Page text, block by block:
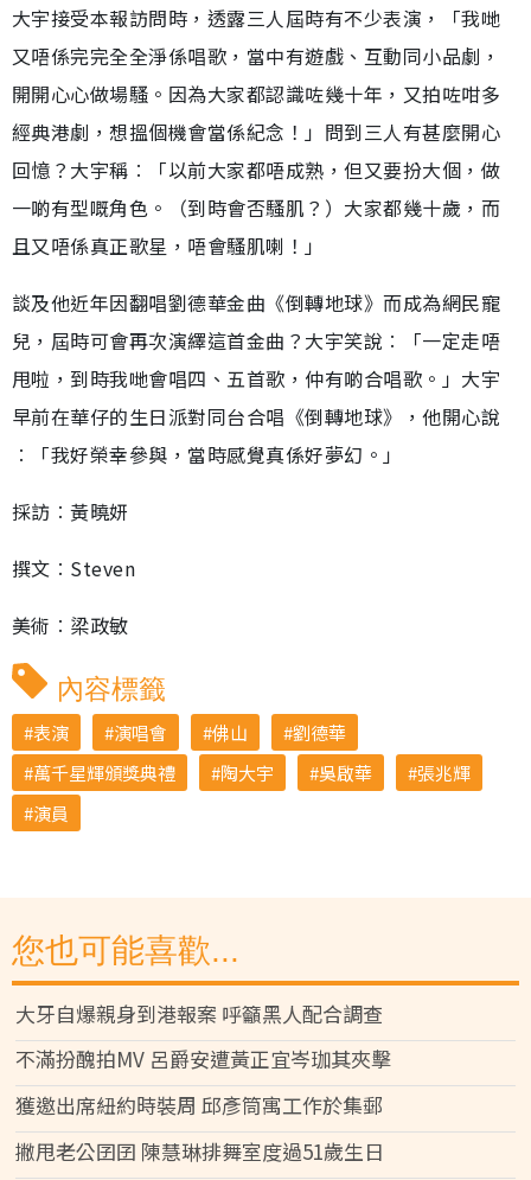
大宇接受本報訪問時，透露三人屆時有不少表演，「我哋
又唔係完完全全淨係唱歌，當中有遊戲、互動同小品劇，
開開心心做場騷。因為大家都認識咗幾十年，又拍咗咁多
經典港劇，想搵個機會當係紀念！」問到三人有甚麼開心
回憶？大宇稱︰「以前大家都唔成熟，但又要扮大個，做
一啲有型嘅角色。（到時會否騷肌？）大家都幾十歲，而
且又唔係真正歌星，唔會騷肌喇！」
談及他近年因翻唱劉德華金曲《倒轉地球》而成為網民寵
兒，屆時可會再次演繹這首金曲？大宇笑說︰「一定走唔
甩啦，到時我哋會唱四、五首歌，仲有啲合唱歌。」大宇
早前在華仔的生日派對同台合唱《倒轉地球》，他開心說
︰「我好榮幸參與，當時感覺真係好夢幻。」
採訪︰黃曉妍
撰文︰Steven
美術︰梁政敏
內容標籤
表演 演唱會 佛山
劉德華
萬千星輝頒獎典禮
陶大宇 吳啟華
張兆輝
演員
您也可能喜歡...
大牙自爆親身到港報案 呼籲黑人配合調查
不滿扮醜拍MV 呂爵安遭黃正宜岑珈其夾擊
獲邀出席紐約時裝周 邱彥筒寓工作於集郵
撇甩老公囝囝 陳慧琳排舞室度過51歲生日